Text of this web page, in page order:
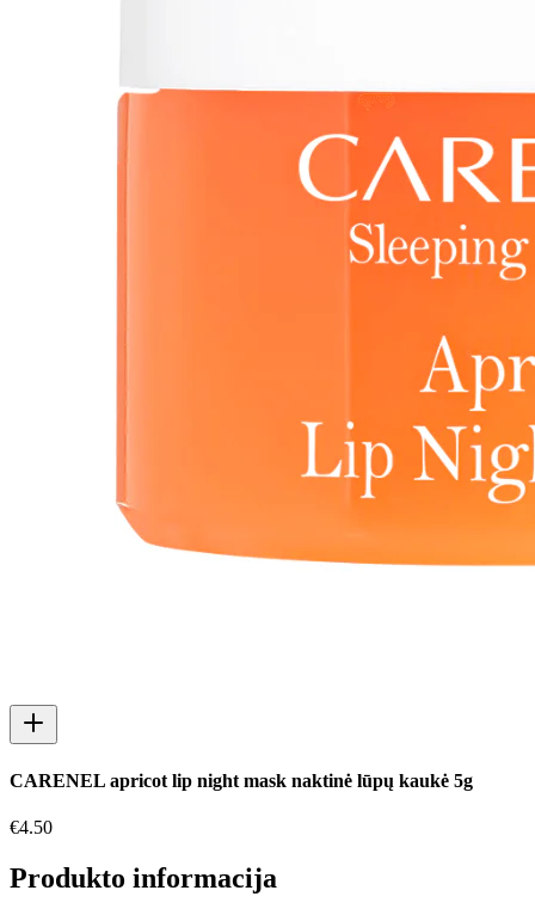
CARENEL apricot lip night mask naktinė lūpų kaukė 5g
€4.50
Produkto informacija